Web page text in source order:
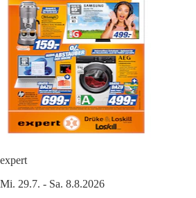
expert
Mi. 29.7. - Sa. 8.8.2026